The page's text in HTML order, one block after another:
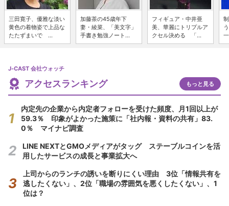
三田寛子、優雅な淡い
黄色の着物姿で上品な
たたずまいで ...
加藤茶の45歳年下
妻・綾菜、「美文字」
手書き勉強ノート...
フィギュア・中井亜
美、華麗にトリプルア
クセル決める 「...
J-CAST 会社ウォッチ
アクセスランキング もっと見る
内定先の企業から内定者フォローを受けた頻度、月1回以上が
59.3％ 印象がよかった施策に「社内報・資料の共有」83.
0％ マイナビ調査
LINE NEXTとGMOメディアがタッグ ステーブルコインを活
用したサービスの成長と事業拡大へ
上司からのランチの誘いを断りにくい理由 3位「情報共有を
逃したくない」、2位「職場の雰囲気を悪くしたくない」、1
位は？